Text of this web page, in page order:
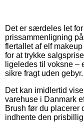
Det er særdeles let
prissammenligning
flertallet af elf
for at trykke
ligeledes til voksne –
sikre fragt uden gebyr.
Det kan imidlertid
varehuse i Danmark
Brush før du placerer
indhente den